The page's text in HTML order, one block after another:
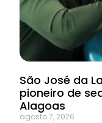
São José da
pioneiro de
Alagoas
agosto 7, 2026